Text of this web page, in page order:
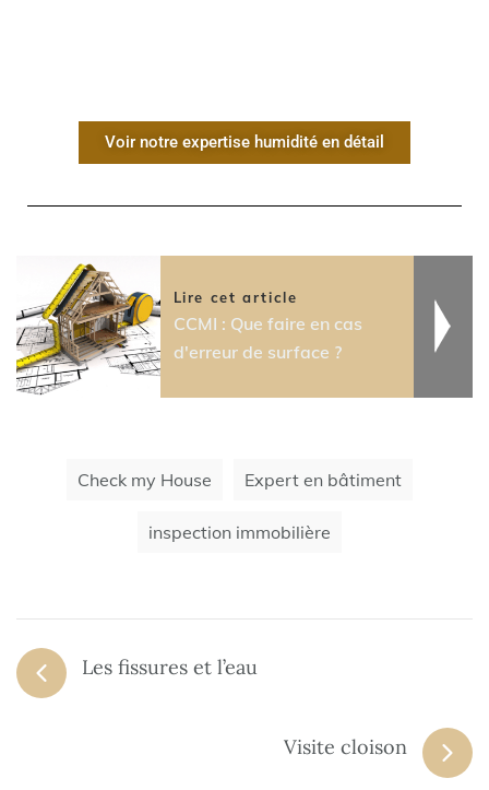
Voir notre expertise humidité en détail
Lire cet article
CCMI : Que faire en cas
d'erreur de surface ?
Check my House Expert en bâtiment
inspection immobilière
Les fissures et l’eau
Visite cloison